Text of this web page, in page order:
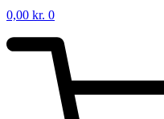
0,00 kr. 0